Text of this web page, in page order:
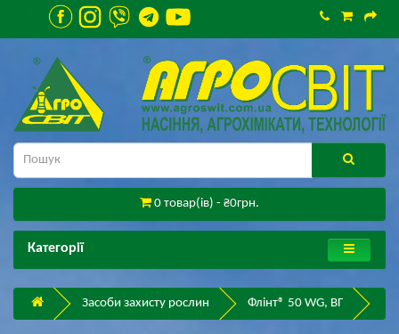
0 товар(ів) - ₴0грн.
Категорії
Засоби захисту рослин Флінт® 50 WG, ВГ